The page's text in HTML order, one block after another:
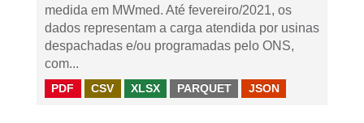
medida em MWmed. Até fevereiro/2021, os
dados representam a carga atendida por usinas
despachadas e/ou programadas pelo ONS,
com...
PDF CSV XLSX PARQUET JSON